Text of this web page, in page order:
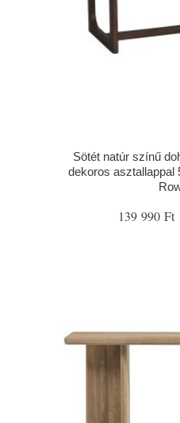
Sötét natúr színű
dekoros asztallappal
139 990 Ft